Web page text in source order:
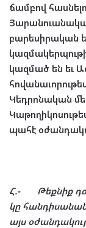
ճամբով
բարեսիրական
կազմած են եւ
Կեդրոնական
պահէ
Հ.- Թեքնիք
կը
այս